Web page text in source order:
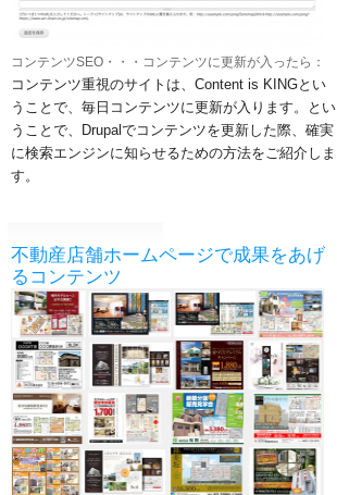
コンテンツSEO・・・コンテンツに更新が入ったら：
コンテンツ重視のサイトは、Content is KINGとい
うことで、毎日コンテンツに更新が入ります。とい
うことで、Drupalでコンテンツを更新した際、確実
に検索エンジンに知らせるための方法をご紹介しま
す。
不動産店舗ホームページで成果をあげ
るコンテンツ